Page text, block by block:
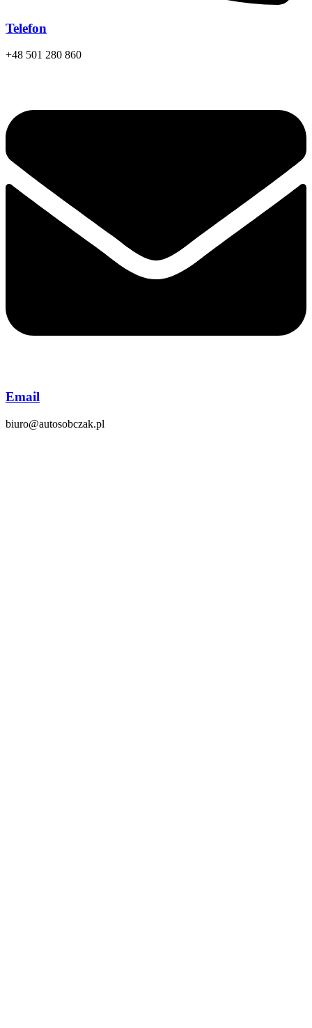
Telefon
+48 501 280 860
Email
biuro@autosobczak.pl